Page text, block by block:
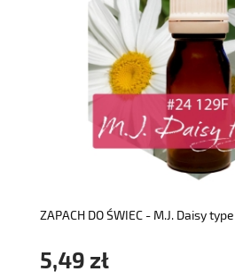
ZAPACH DO ŚWIEC - M.J. Daisy type
5,49 zł
do koszyka